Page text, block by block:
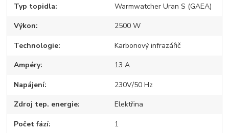
Typ topidla Warmwatcher Uran S (GAEA)
Výkon 2500 W
Technologie Karbonový infrazářič
Ampéry 13 A
Napájení 230V/50 Hz
Zdroj tep. energie Elektřina
Počet fází 1